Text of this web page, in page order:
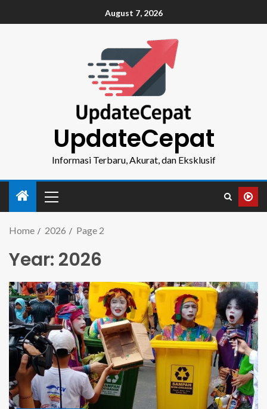
August 7, 2026
UpdateCepat
Informasi Terbaru, Akurat, dan Eksklusif
Home 2026 Page 2
Year: 2026